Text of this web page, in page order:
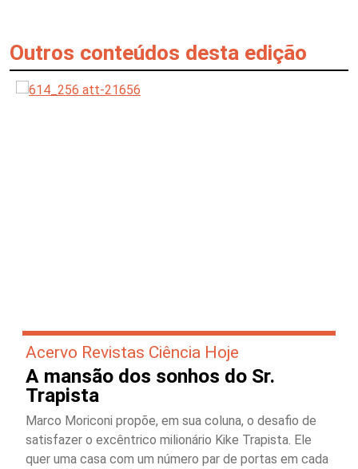
Outros conteúdos desta edição
Acervo Revistas Ciência Hoje
A mansão dos sonhos do Sr.
Trapista
Marco Moriconi propõe, em sua coluna, o desafio de
satisfazer o excêntrico milionário Kike Trapista. Ele
quer uma casa com um número par de portas em cada